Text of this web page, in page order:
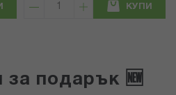
КУПИ
за подарък 🆕